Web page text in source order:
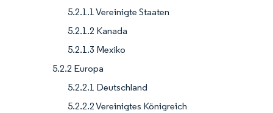
5.2.1.1 Vereinigte Staaten
5.2.1.2 Kanada
5.2.1.3 Mexiko
5.2.2 Europa
5.2.2.1 Deutschland
5.2.2.2 Vereinigtes Königreich